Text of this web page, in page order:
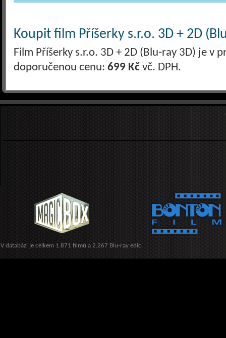
Koupit film Příšerky s.r.o. 3D + 2D
Film Příšerky s.r.o. 3D + 2D (Blu-ray 3D) je v
doporučenou cenu: 699 Kč vč. DPH.
V databázi je celkem 1.871 filmů a 2.267 Blu-ray edic.